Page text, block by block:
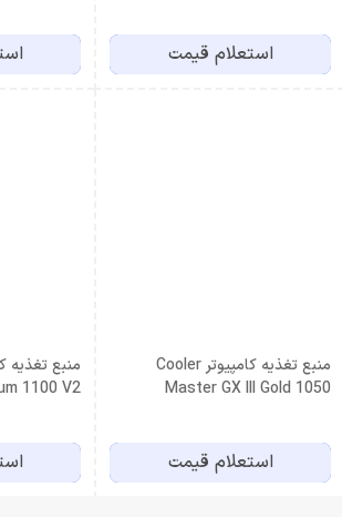
استعلام قیمت
منبع تغذیه کامپیوتر Cooler
Master GX III Gold 1050
استعلام قیمت
1100 V2